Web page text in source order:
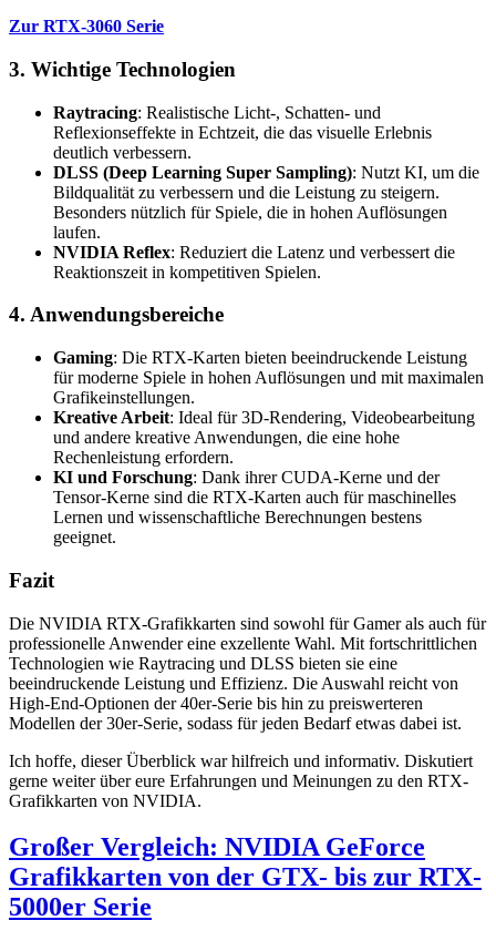
Zur RTX-3060 Serie
3. Wichtige Technologien
Raytracing: Realistische Licht-, Schatten- und
Reflexionseffekte in Echtzeit, die das visuelle Erlebnis
deutlich verbessern.
DLSS (Deep Learning Super Sampling): Nutzt KI, um die
Bildqualität zu verbessern und die Leistung zu steigern.
Besonders nützlich für Spiele, die in hohen Auflösungen
laufen.
NVIDIA Reflex: Reduziert die Latenz und verbessert die
Reaktionszeit in kompetitiven Spielen.
4. Anwendungsbereiche
Gaming: Die RTX-Karten bieten beeindruckende Leistung
für moderne Spiele in hohen Auflösungen und mit maximalen
Grafikeinstellungen.
Kreative Arbeit: Ideal für 3D-Rendering, Videobearbeitung
und andere kreative Anwendungen, die eine hohe
Rechenleistung erfordern.
KI und Forschung: Dank ihrer CUDA-Kerne und der
Tensor-Kerne sind die RTX-Karten auch für maschinelles
Lernen und wissenschaftliche Berechnungen bestens
geeignet.
Fazit
Die NVIDIA RTX-Grafikkarten sind sowohl für Gamer als auch für
professionelle Anwender eine exzellente Wahl. Mit fortschrittlichen
Technologien wie Raytracing und DLSS bieten sie eine
beeindruckende Leistung und Effizienz. Die Auswahl reicht von
High-End-Optionen der 40er-Serie bis hin zu preiswerteren
Modellen der 30er-Serie, sodass für jeden Bedarf etwas dabei ist.
Ich hoffe, dieser Überblick war hilfreich und informativ. Diskutiert
gerne weiter über eure Erfahrungen und Meinungen zu den RTX-
Grafikkarten von NVIDIA.
Großer Vergleich: NVIDIA GeForce
Grafikkarten von der GTX- bis zur RTX-
5000er Serie